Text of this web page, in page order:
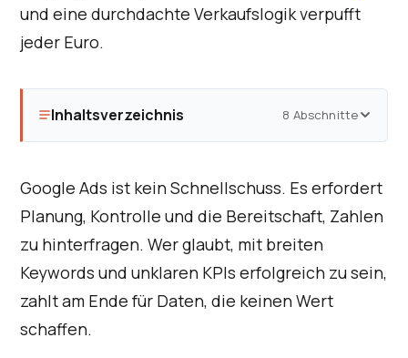
und eine durchdachte Verkaufslogik verpufft
jeder Euro.
Inhaltsverzeichnis 8 Abschnitte
Google Ads ist kein Schnellschuss. Es erfordert
Planung, Kontrolle und die Bereitschaft, Zahlen
zu hinterfragen. Wer glaubt, mit breiten
Keywords und unklaren KPIs erfolgreich zu sein,
zahlt am Ende für Daten, die keinen Wert
schaffen.